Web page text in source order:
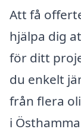
Att få
hjälpa dig
för ditt
du enkelt
från flera
i